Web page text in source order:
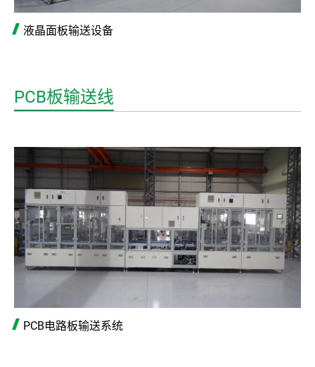
液晶面板输送设备
PCB板输送线
PCB电路板输送系统